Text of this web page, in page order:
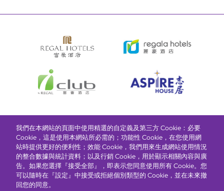
富豪酒店主頁關於我們推廣及優惠住宿獎勵計劃
搶先一步，掌握最新資訊！
我們在本網站的頁面中使用精選的自定義及第三方 Cookie：必要
Cookie，這是使用本網站所必需的；功能性 Cookie，在您使用網
站時提供更好的便利性；效能 Cookie，我們用來生成網站使用情況
的整合數據與統計資料；以及行銷 Cookie，用於顯示相關內容與廣
告。如果您選擇『接受全部』，即表示您同意使用所有 Cookie。您
可以隨時在『設定』中接受或拒絕個別類型的 Cookie，並在未來撤
回您的同意。